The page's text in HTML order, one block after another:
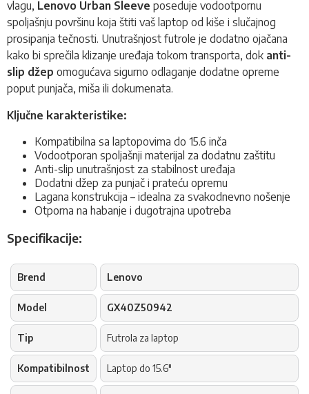
vlagu, Lenovo Urban Sleeve poseduje vodootpornu
spoljašnju površinu koja štiti vaš laptop od kiše i slučajnog
prosipanja tečnosti. Unutrašnjost futrole je dodatno ojačana
kako bi sprečila klizanje uređaja tokom transporta, dok anti-
slip džep omogućava sigurno odlaganje dodatne opreme
poput punjača, miša ili dokumenata.
Ključne karakteristike:
Kompatibilna sa laptopovima do 15.6 inča
Vodootporan spoljašnji materijal za dodatnu zaštitu
Anti-slip unutrašnjost za stabilnost uređaja
Dodatni džep za punjač i prateću opremu
Lagana konstrukcija – idealna za svakodnevno nošenje
Otporna na habanje i dugotrajna upotreba
Specifikacije:
Brend Lenovo
Model GX40Z50942
Tip Futrola za laptop
Kompatibilnost Laptop do 15.6"